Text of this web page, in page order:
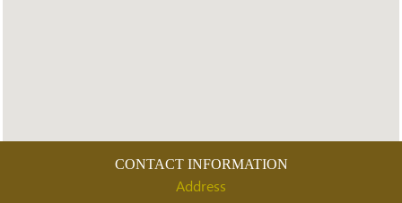
CONTACT INFORMATION
Address